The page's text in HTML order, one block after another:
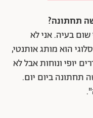
תחתונה?
בעיה. אני לא
הוא מותג אותנטי,
יופי ונוחות אבל לא
תחתונה ביום יום.